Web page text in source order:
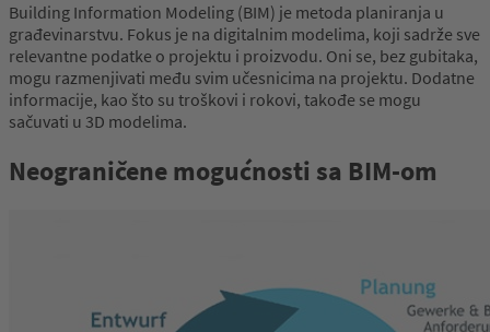
Building Information Modeling (BIM) je metoda planiranja u
građevinarstvu. Fokus je na digitalnim modelima, koji sadrže sve
relevantne podatke o projektu i proizvodu. Oni se, bez gubitaka,
mogu razmenjivati među svim učesnicima na projektu. Dodatne
informacije, kao što su troškovi i rokovi, takođe se mogu
sačuvati u 3D modelima.
Neograničene mogućnosti sa BIM-om